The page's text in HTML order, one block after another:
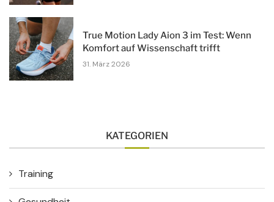
True Motion Lady Aion 3 im Test: Wenn
Komfort auf Wissenschaft trifft
31. März 2026
KATEGORIEN
Training